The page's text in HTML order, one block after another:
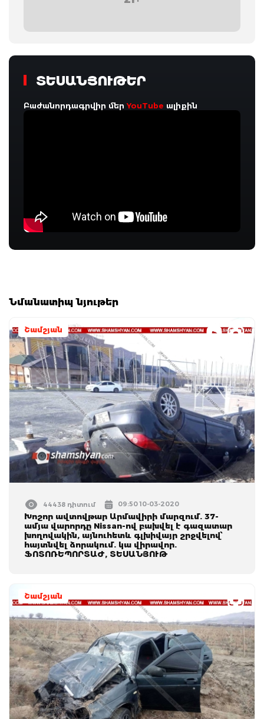
ՏԵՍԱՆՅՈՒԹԵՐ
Բաժանորդագրվիր մերYouTube ալիքին
Նմանատիպ նյութեր
Շամշյան
44438 դիտում 09:50 10-03-2020
Խոշոր ավտովթար Արմավիրի մարզում. 37-
ամյա վարորդը Nissan-ով բախվել է գազատար
խողովակին, այնուհետև գլխիվայր շրջվելով՝
հայտնվել ձորակում. կա վիրավոր.
ՖՈՏՈՌԵՊՈՐՏԱԺ, ՏԵՍԱՆՅՈՒԹ
Շամշյան